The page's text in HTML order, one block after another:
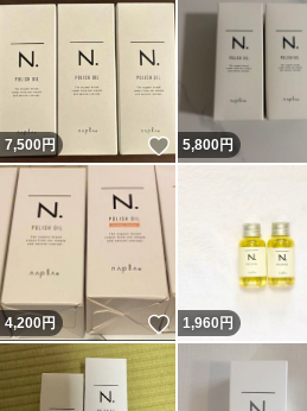
7,500円 いいね！
5,800円
4,200円 いいね！
1,960 円